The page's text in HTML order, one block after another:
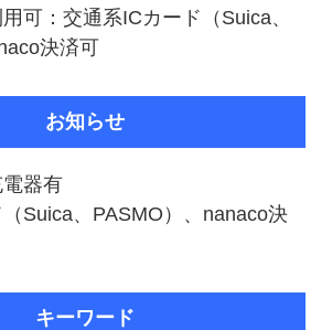
可：交通系ICカード（Suica、
決済可
お知らせ
器有
Suica、PASMO）、nanaco決
キーワード